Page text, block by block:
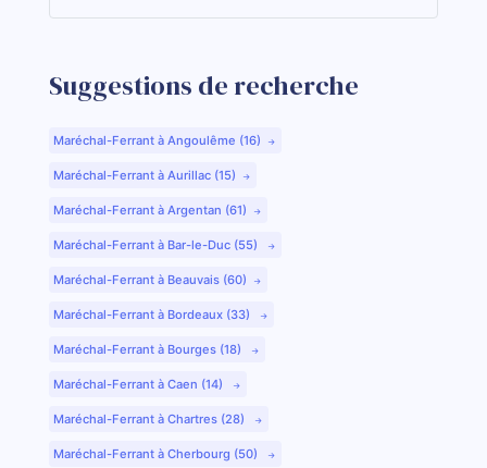
Suggestions de recherche
Maréchal-Ferrant à Angoulême (16)
Maréchal-Ferrant à Aurillac (15)
Maréchal-Ferrant à Argentan (61)
Maréchal-Ferrant à Bar-le-Duc (55)
Maréchal-Ferrant à Beauvais (60)
Maréchal-Ferrant à Bordeaux (33)
Maréchal-Ferrant à Bourges (18)
Maréchal-Ferrant à Caen (14)
Maréchal-Ferrant à Chartres (28)
Maréchal-Ferrant à Cherbourg (50)